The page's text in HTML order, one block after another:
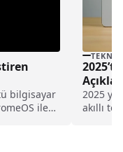
bilgisayar
ile
2025
akıllı